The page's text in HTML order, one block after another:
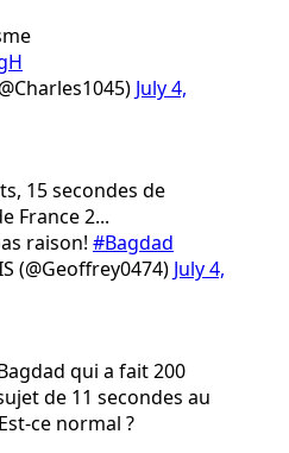
July 4,
15 secondes de
France 2...
raison! #Bagdad
(@Geoffrey0474) July 4,
qui a fait 200
de 11 secondes au
ce normal ?